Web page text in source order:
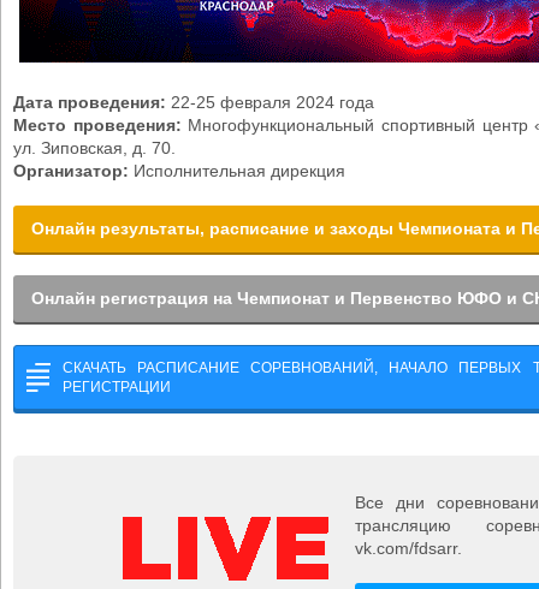
Дата проведения: 22-25 февраля 2024 года
Место проведения: Многофункциональный спортивный
ул. Зиповская, д. 70.
Организатор: Исполнительная дирекция
Онлайн результаты, расписание и заходы Чемпионата и
Онлайн регистрация на Чемпионат и Первенство ЮФО и
СКАЧАТЬ РАСПИСАНИЕ СОРЕВНОВАНИЙ, НАЧАЛО ПЕРВЫХ
РЕГИСТРАЦИИ
Все дни
трансляцию
vk.com/fdsarr.